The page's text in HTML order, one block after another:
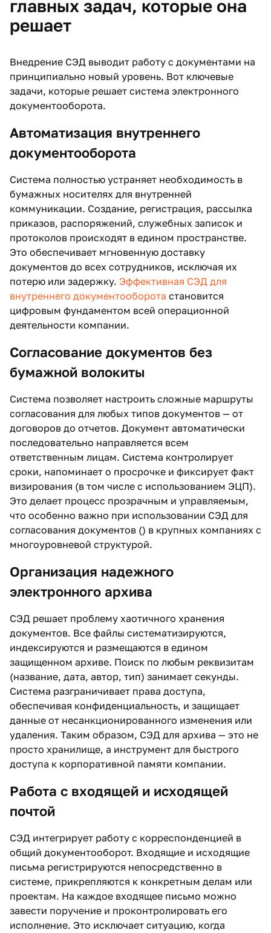
главных задач, которые она
решает
Внедрение СЭД выводит работу с документами на
принципиально новый уровень. Вот ключевые
задачи, которые решает система электронного
документооборота.
Автоматизация внутреннего
документооборота
Система полностью устраняет необходимость в
бумажных носителях для внутренней
коммуникации. Создание, регистрация, рассылка
приказов, распоряжений, служебных записок и
протоколов происходят в едином пространстве.
Это обеспечивает мгновенную доставку
документов до всех сотрудников, исключая их
потерю или задержку. Эффективная СЭД для
внутреннего документооборота становится
цифровым фундаментом всей операционной
деятельности компании.
Согласование документов без
бумажной волокиты
Система позволяет настроить сложные маршруты
согласования для любых типов документов — от
договоров до отчетов. Документ автоматически
последовательно направляется всем
ответственным лицам. Система контролирует
сроки, напоминает о просрочке и фиксирует факт
визирования (в том числе с использованием ЭЦП).
Это делает процесс прозрачным и управляемым,
что особенно важно при использовании СЭД для
согласования документов () в крупных компаниях с
многоуровневой структурой.
Организация надежного
электронного архива
СЭД решает проблему хаотичного хранения
документов. Все файлы систематизируются,
индексируются и размещаются в едином
защищенном архиве. Поиск по любым реквизитам
(название, дата, автор, тип) занимает секунды.
Система разграничивает права доступа,
обеспечивая конфиденциальность, и защищает
данные от несанкционированного изменения или
удаления. Таким образом, СЭД для архива — это не
просто хранилище, а инструмент для быстрого
доступа к корпоративной памяти компании.
Работа с входящей и исходящей
почтой
СЭД интегрирует работу с корреспонденцией в
общий документооборот. Входящие и исходящие
письма регистрируются непосредственно в
системе, прикрепляются к конкретным делам или
проектам. На каждое входящее письмо можно
завести поручение и проконтролировать его
исполнение. Это исключает ситуацию, когда